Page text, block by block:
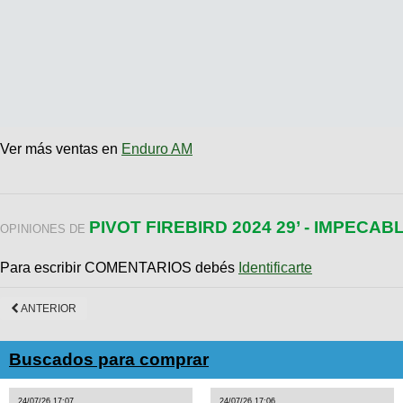
Ver más ventas en Enduro AM
OPINIONES DE PIVOT FIREBIRD 2024 29’ -
Para escribir COMENTARIOS debés Identificarte
ANTERIOR
Buscados para comprar